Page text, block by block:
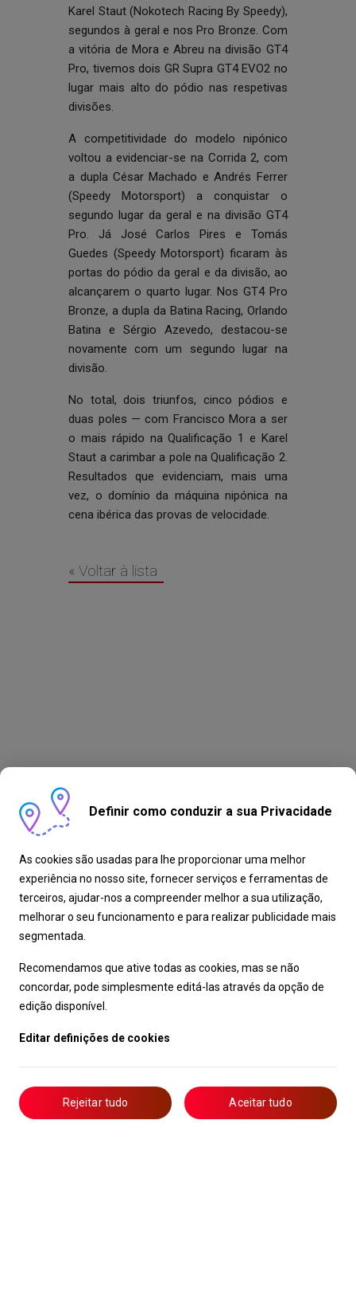
Karel Staut (Nokotech Racing By Speedy),
segundos à geral e nos Pro Bronze. Com
a vitória de Mora e Abreu na divisão GT4
Pro, tivemos dois GR Supra GT4 EVO2 no
lugar mais alto do pódio nas respetivas
divisões.
A competitividade do modelo nipónico
voltou a evidenciar-se na Corrida 2, com
a dupla César Machado e Andrés Ferrer
(Speedy Motorsport) a conquistar o
segundo lugar da geral e na divisão GT4
Pro. Já José Carlos Pires e Tomás
Guedes (Speedy Motorsport) ficaram às
portas do pódio da geral e da divisão, ao
alcançarem o quarto lugar. Nos GT4 Pro
Bronze, a dupla da Batina Racing, Orlando
Batina e Sérgio Azevedo, destacou-se
novamente com um segundo lugar na
divisão.
No total, dois triunfos, cinco pódios e
duas poles — com Francisco Mora a ser
o mais rápido na Qualificação 1 e Karel
Staut a carimbar a pole na Qualificação 2.
Resultados que evidenciam, mais uma
vez, o domínio da máquina nipónica na
cena ibérica das provas de velocidade.
« Voltar à lista
Definir como conduzir a sua Privacidade
As cookies são usadas para lhe proporcionar uma melhor
experiência no nosso site, fornecer serviços e ferramentas de
terceiros, ajudar-nos a compreender melhor a sua utilização,
melhorar o seu funcionamento e para realizar publicidade mais
segmentada.
Recomendamos que ative todas as cookies, mas se não
concordar, pode simplesmente editá-las através da opção de
edição disponível.
Editar definições de cookies
Rejeitar tudo Aceitar tudo